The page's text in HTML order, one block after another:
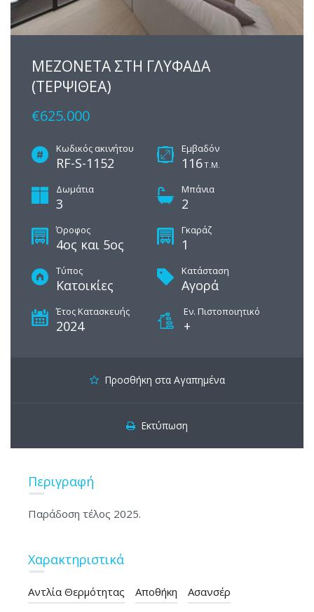
ΜΕΖΟΝΕΤΑ ΣΤΗ ΓΛΥΦΑΔΑ
(ΤΕΡΨΙΘΕΑ)
€625.000
Κωδικός ακινήτου
RF-S-1152
Εμβαδόν
116Τ.Μ.
Δωμάτια
3
Μπάνια
2
Όροφος
4ος και 5ος
Γκαράζ
1
Τύπος
Κατοικίες
Κατάσταση
Αγορά
Έτος Κατασκευής
2024
Εν. Πιστοποιητικό
+
Προσθήκη στα Αγαπημένα
Εκτύπωση
Περιγραφή
Παράδοση τέλος 2025.
Χαρακτηριστικά
Αντλία Θερμότητας Αποθήκη Ασανσέρ